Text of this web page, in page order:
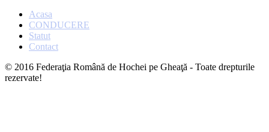
Acasa
CONDUCERE
Statut
Contact
© 2016 Federaţia Română de Hochei pe Gheaţă - Toate drepturile
rezervate!